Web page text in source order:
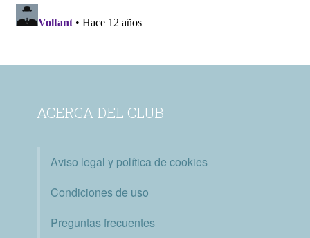
ACERCA DEL CLUB
Aviso legal y política de cookies
Condiciones de uso
Preguntas frecuentes